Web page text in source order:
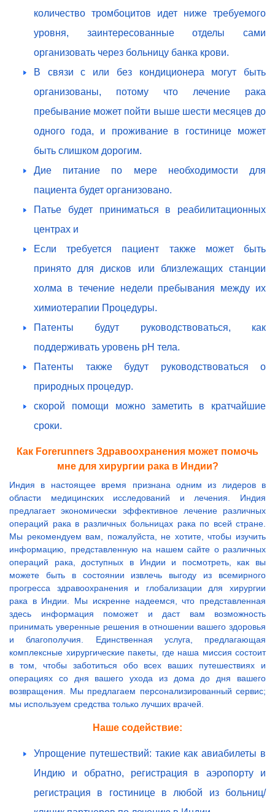
количество тромбоцитов идет ниже требуемого
уровня, заинтересованные отделы сами
организовать через больницу банка крови.
В связи с или без кондиционера могут быть
организованы, потому что лечение рака
пребывание может пойти выше шести месяцев до
одного года, и проживание в гостинице может
быть слишком дорогим.
Дие питание по мере необходимости для
пациента будет организовано.
Патье будет приниматься в реабилитационных
центрах и
Если требуется пациент также может быть
принято для дисков или близлежащих станции
холма в течение недели пребывания между их
химиотерапии Процедуры.
Патенты будут руководствоваться, как
поддерживать уровень рН тела.
Патенты также будут руководствоваться о
природных процедур.
скорой помощи можно заметить в кратчайшие
сроки.
Как Forerunners Здравоохранения может помочь
мне для хирургии рака в Индии?
Индия в настоящее время признана одним из лидеров в
области медицинских исследований и лечения. Индия
предлагает экономически эффективное лечение различных
операций рака в различных больницах рака по всей стране.
Мы рекомендуем вам, пожалуйста, не хотите, чтобы изучить
информацию, представленную на нашем сайте о различных
операций рака, доступных в Индии и посмотреть, как вы
можете быть в состоянии извлечь выгоду из всемирного
прогресса здравоохранения и глобализации для хирургии
рака в Индии. Мы искренне надеемся, что представленная
здесь информация поможет и даст вам возможность
принимать уверенные решения в отношении вашего здоровья
и благополучия. Единственная услуга, предлагающая
комплексные хирургические пакеты, где наша миссия состоит
в том, чтобы заботиться обо всех ваших путешествиях и
операциях со дня вашего ухода из дома до дня вашего
возвращения. Мы предлагаем персонализированный сервис;
мы используем средства только лучших врачей.
Наше содействие:
Упрощение путешествий: такие как авиабилеты в
Индию и обратно, регистрация в аэропорту и
регистрация в гостинице в любой из больниц/